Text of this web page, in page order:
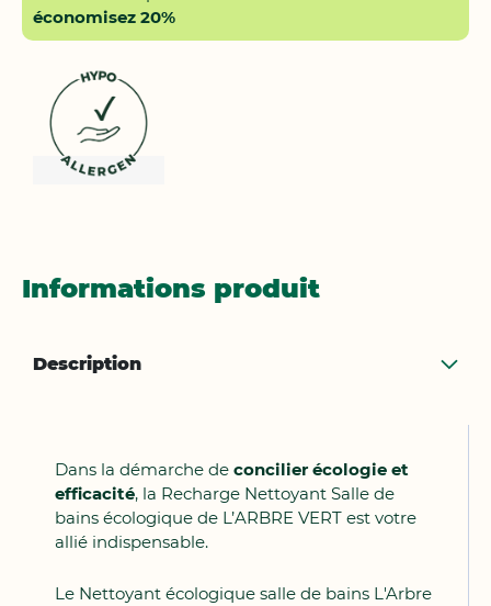
économisez 20%
Informations produit
Description
Dans la démarche de concilier écologie et
efficacité, la Recharge Nettoyant Salle de
bains écologique de L’ARBRE VERT est votre
allié indispensable.
Le Nettoyant écologique salle de bains L'Arbre